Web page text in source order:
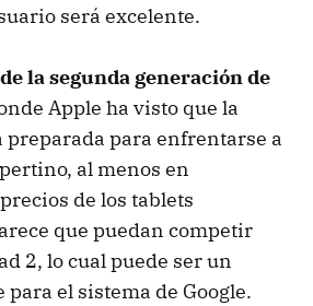
será excelente.
la segunda generación de
Apple ha visto que la
preparada para enfrentarse a
al menos en
de los tablets
que puedan competir
2, lo cual puede ser un
el sistema de Google.